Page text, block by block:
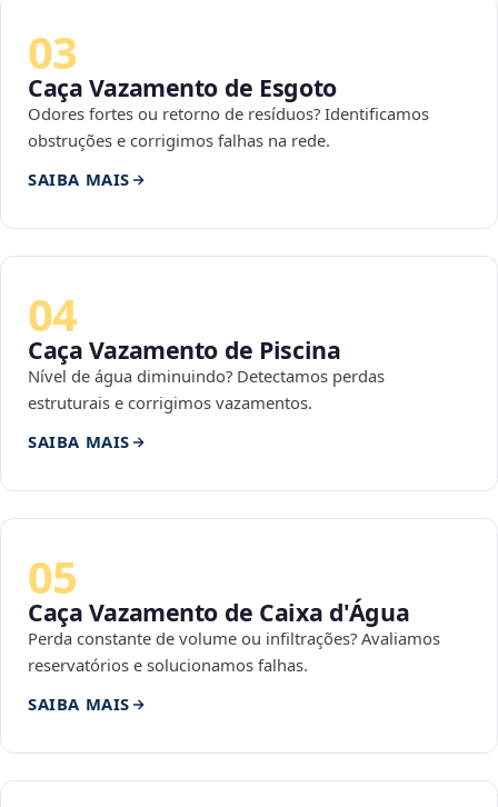
03
Caça Vazamento de Esgoto
Odores fortes ou retorno de resíduos? Identificamos
obstruções e corrigimos falhas na rede.
SAIBA MAIS
04
Caça Vazamento de Piscina
Nível de água diminuindo? Detectamos perdas
estruturais e corrigimos vazamentos.
SAIBA MAIS
05
Caça Vazamento de Caixa d'Água
Perda constante de volume ou infiltrações? Avaliamos
reservatórios e solucionamos falhas.
SAIBA MAIS